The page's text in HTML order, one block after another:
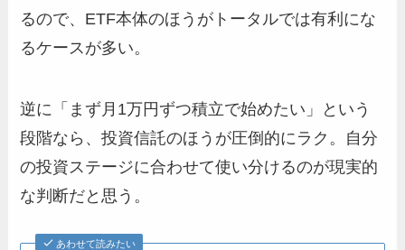
るので、ETF本体のほうがトータルでは有利にな
るケースが多い。
逆に「まず月1万円ずつ積立で始めたい」という
段階なら、投資信託のほうが圧倒的にラク。自分
の投資ステージに合わせて使い分けるのが現実的
な判断だと思う。
あわせて読みたい